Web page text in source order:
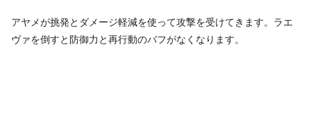
アヤメが挑発とダメージ軽減を使って攻撃を受けてきます。ラエ
ヴァを倒すと防御力と再行動のバフがなくなります。